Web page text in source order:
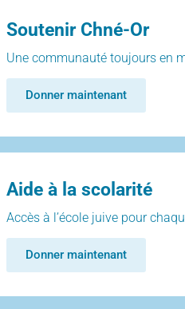
Soutenir Chné-Or
Une communauté toujours en
Donner maintenant
Aide à la scolarité
Accès à l’école juive pour
Donner maintenant